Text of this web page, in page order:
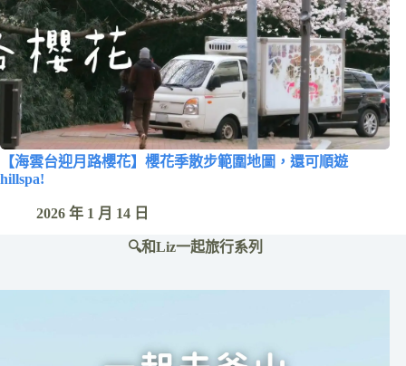
【海雲台迎月路櫻花】櫻花季散步範圍地圖，還可順遊
hillspa!
2026 年 1 月 14 日
🔍和Liz一起旅行系列